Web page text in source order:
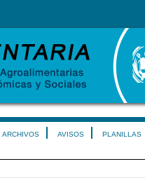
ARCHIVOS AVISOS PLANILLAS